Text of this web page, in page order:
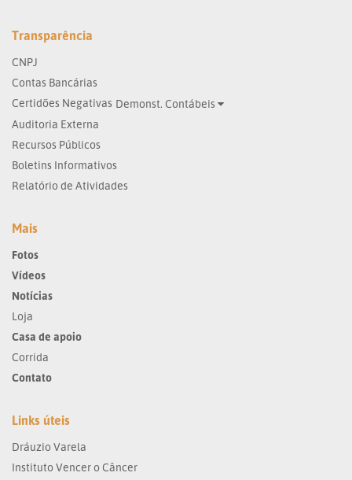
Transparência
CNPJ
Contas Bancárias
Certidões Negativas Demonst. Contábeis
Auditoria Externa
Recursos Públicos
Boletins Informativos
Relatório de Atividades
Mais
Fotos
Vídeos
Notícias
Loja
Casa de apoio
Corrida
Contato
Links úteis
Dráuzio Varela
Instituto Vencer o Câncer